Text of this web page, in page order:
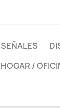
SEÑALES
HOGAR /